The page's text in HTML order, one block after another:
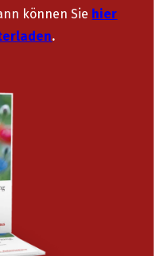
können Sie hier
.